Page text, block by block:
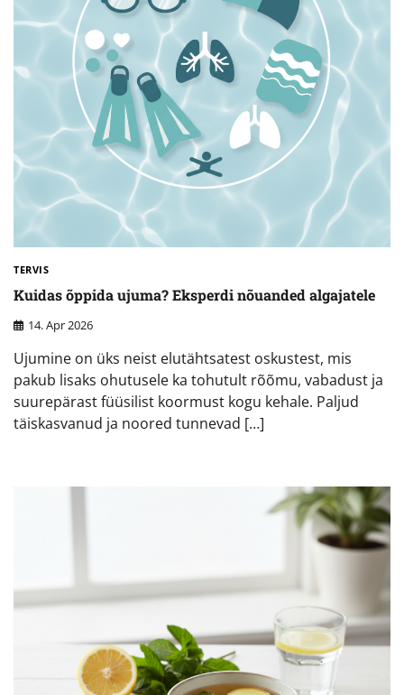
TERVIS
Kuidas õppida ujuma? Eksperdi nõuanded algajatele
14. Apr 2026
Ujumine on üks neist elutähtsatest oskustest, mis
pakub lisaks ohutusele ka tohutult rõõmu, vabadust ja
suurepärast füüsilist koormust kogu kehale. Paljud
täiskasvanud ja noored tunnevad […]